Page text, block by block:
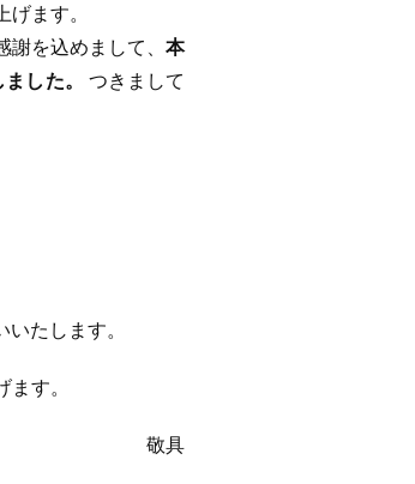
ます。
を込めまして、 本
した。 つきまして
たします。
す。
敬具